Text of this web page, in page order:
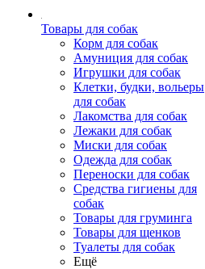
Товары для собак
Корм для собак
Амуниция для собак
Игрушки для собак
Клетки, будки, вольеры
для собак
Лакомства для собак
Лежаки для собак
Миски для собак
Одежда для собак
Переноски для собак
Средства гигиены для
собак
Товары для груминга
Товары для щенков
Туалеты для собак
Ещё